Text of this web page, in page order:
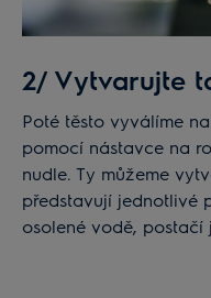
2/ Vytvarujte
Poté těsto vyválíme na pláty tenké přibližně 1 mm a
pomocí nástavce na
nudle. Ty můžeme
představují jednotlivé
osolené vodě, postačí